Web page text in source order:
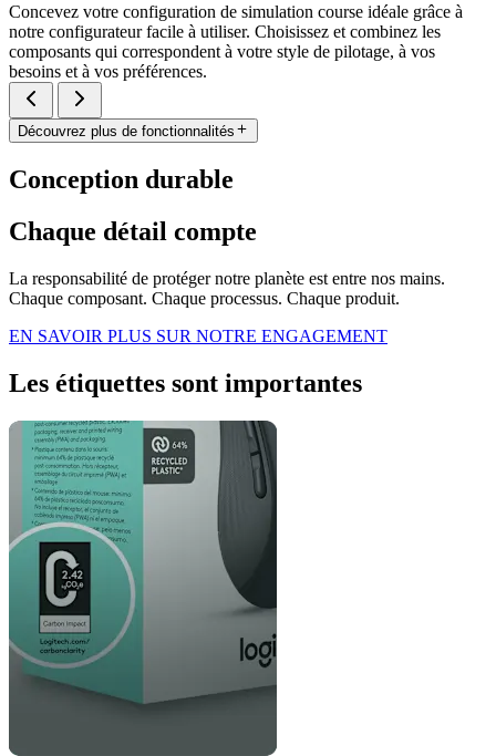
Concevez votre configuration de simulation course idéale grâce à
notre configurateur facile à utiliser. Choisissez et combinez les
composants qui correspondent à votre style de pilotage, à vos
besoins et à vos préférences.
Découvrez plus de fonctionnalités
Conception durable
Chaque détail compte
La responsabilité de protéger notre planète est entre nos mains.
Chaque composant. Chaque processus. Chaque produit.
EN SAVOIR PLUS SUR NOTRE ENGAGEMENT
Les étiquettes sont importantes